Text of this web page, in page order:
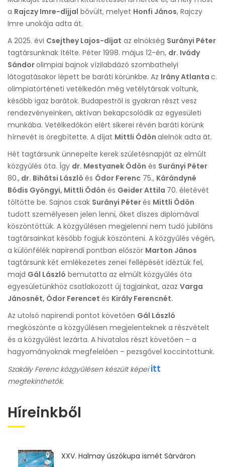
a Rajczy Imre-díjjal bővült, melyet Honfi János, Rajczy
Imre unokája adta át.
A 2025. évi Csejthey Lajos-díjat az elnökség Surányi Péter
tagtársunknak ítélte. Péter 1998. május 12-én, dr. Ivády
Sándorolimpiai bajnok vízilabdázó szombathelyi
látogatásakor lépett be baráti körünkbe. Az Irány Atlanta c.
olimpiatörténeti vetélkedőn még vetélytársak voltunk,
később igaz barátok. Budapestről is gyakran részt vesz
rendezvényeinken, aktívan bekapcsolódik az egyesületi
munkába. Vetélkedőkön elért sikerei révén baráti körünk
hírnevét is öregbítette. A díjat Mittli Ödön alelnök adta át.
Hét tagtársunk ünnepelte kerek születésnapját az elmúlt
közgyűlés óta. Így dr. Mestyanek Ödön és Surányi Péter
80., dr. Bihátsi László és Ódor Ferenc 75., Kárándyné
Bódis Gyöngyi, Mittli Ödön és Geider Attila 70. életévét
töltötte be. Sajnos csak Surányi Péterés Mittli Ödön
tudott személyesen jelen lenni, őket díszes diplomával
köszöntöttük. A közgyűlésen megjelenni nem tudó jubiláns
tagtársainkat később fogjuk köszönteni. A közgyűlés végén,
a különfélék napirendi pontban először Marton János
tagtársunk két emlékezetes zenei fellépését idéztük fel,
majd Gál László bemutatta az elmúlt közgyűlés óta
egyesületünkhöz csatlakozott új tagjainkat, azaz Varga
Jánosnét, Ódor Ferencet és Király Ferencnét.
Az utolsó napirendi pontot követően Gál László
megköszönte a közgyűlésen megjelenteknek a részvételt
és a közgyűlést lezárta. A hivatalos részt követően – a
hagyományoknak megfelelően – pezsgővel koccintottunk.
Szakály Ferenc közgyűlésen készült képeiitt
megtekinthetők.
Híreinkből
XXV. Halmay úszókupa ismét Sárváron